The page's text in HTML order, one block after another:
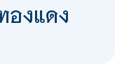
องแดง